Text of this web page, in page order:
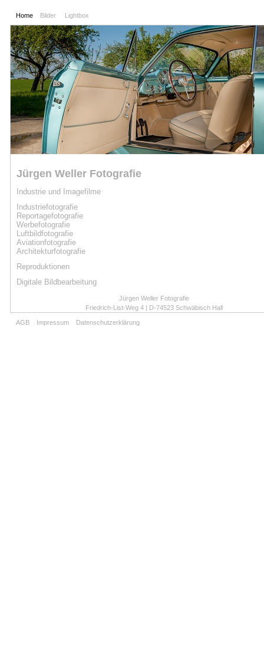
Home Bilder Lightbox
AGB Impressum Datenschutzerklärung
Jürgen Weller Fotografie
Industrie und Imagefilme
Industriefotografie
Reportagefotografie
Werbefotografie
Luftbildfotografie
Aviationfotografie
Architekturfotografie
Reproduktionen
Digitale Bildbearbeitung
Jürgen Weller Fotografie
Friedrich-List-Weg 4 | D-74523 Schwäbisch Hall
weller.fotografie@t-online.de